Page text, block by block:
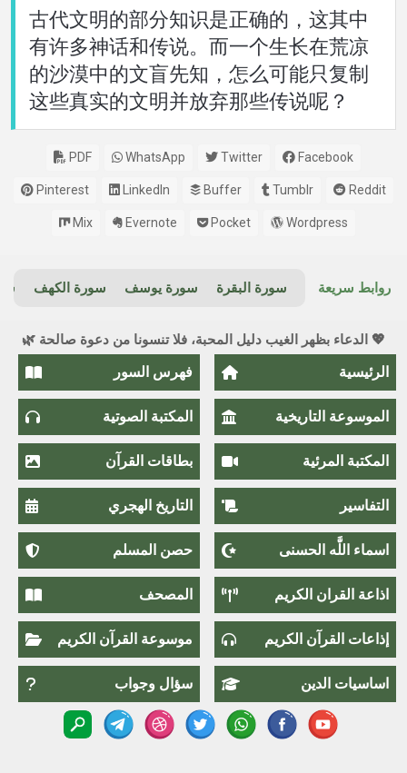
古代文明的部分知识是正确的，这其中
有许多神话和传说。而一个生长在荒凉
的沙漠中的文盲先知，怎么可能只复制
这些真实的文明并放弃那些传说呢？
PDF WhatsApp Twitter Facebook
Pinterest LinkedIn Buffer Tumblr Reddit
Mix Evernote Pocket Wordpress
روابط سريعة سورة البقرة سورة يوسف سورة الكهف
💖 الدعاء بظهر الغيب دليل المحبة، فلا تنسونا من دعوة صالحة 🌿
الرئيسية فهرس السور
الموسوعة التاريخية المكتبة الصوتية
المكتبة المرئية بطاقات القرآن
التفاسير التاريخ الهجري
اسماء اللَّٰه الحسنى حصن المسلم
اذاعة القران الكريم المصحف
إذاعات القرآن الكريم موسوعة القرآن الكريم
اساسيات الدين سؤال وجواب